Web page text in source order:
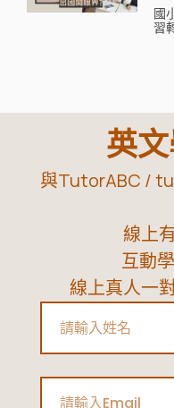
國
習
英
與TutorABC /
線上
互動
線上真人一